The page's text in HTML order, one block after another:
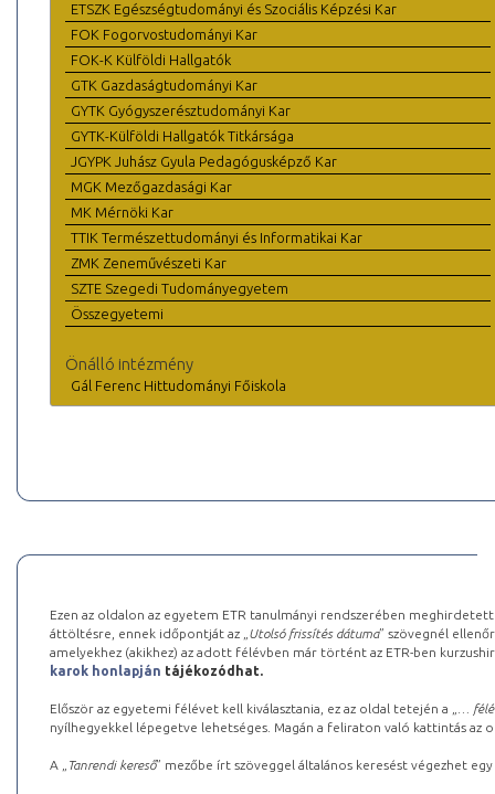
ETSZK Egészségtudományi és Szociális Képzési Kar
FOK Fogorvostudományi Kar
FOK-K Külföldi Hallgatók
GTK Gazdaságtudományi Kar
GYTK Gyógyszerésztudományi Kar
GYTK-Külföldi Hallgatók Titkársága
JGYPK Juhász Gyula Pedagógusképző Kar
MGK Mezőgazdasági Kar
MK Mérnöki Kar
TTIK Természettudományi és Informatikai Kar
ZMK Zeneművészeti Kar
SZTE Szegedi Tudományegyetem
Összegyetemi
Önálló intézmény
Gál Ferenc Hittudományi Főiskola
Ezen az oldalon az egyetem ETR tanulmányi rendszerében
áttöltésre, ennek időpontját az „ Utolsó frissítés dátuma” szövegnél
amelyekhez (akikhez) az adott félévben már történt az ETR-ben
karok honlapján tájékozódhat.
Először az egyetemi félévet kell kiválasztania, ez az oldal tetején a „
…
nyílhegyekkel lépegetve lehetséges. Magán a feliraton való kattintás az
A „ Tanrendi kereső” mezőbe írt szöveggel általános keresést végezhet